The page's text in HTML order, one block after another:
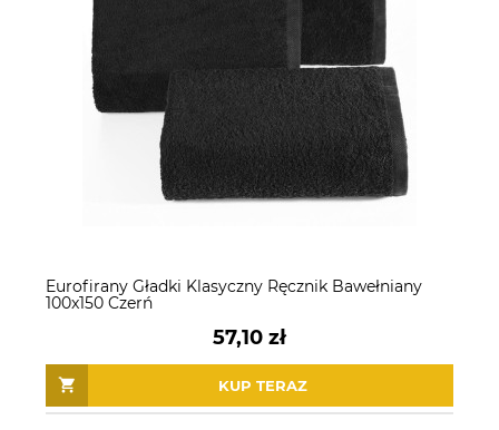
Eurofirany Gładki Klasyczny Ręcznik Bawełniany
100x150 Czerń
57,10 zł
KUP TERAZ